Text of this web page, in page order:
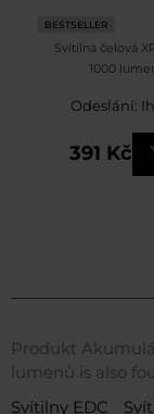
BESTSELLER
Svítilna čelová
1000
Odeslání:
391 Kč
Produkt
lumenů is also
Svítilny EDC